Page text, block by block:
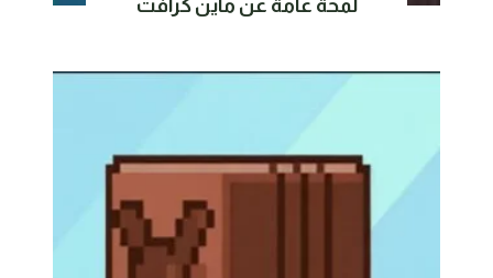
لمحة عامة عن ماين كرافت